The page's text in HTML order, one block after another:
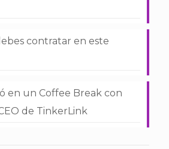
contratar en este
en un Coffee Break con
de TinkerLink